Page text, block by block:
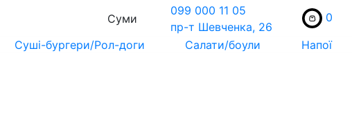
Суми
099 000 11 05
пр-т Шевченка, 26
0
Суші-бургери/Рол-доги Салати/боули Напої